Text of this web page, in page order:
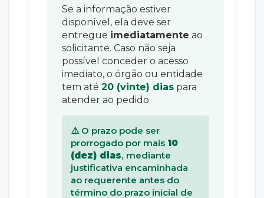
Se a informação estiver
disponível, ela deve ser
entregue imediatamente ao
solicitante. Caso não seja
possível conceder o acesso
imediato, o órgão ou entidade
tem até 20 (vinte) dias para
atender ao pedido.
⚠️ O prazo pode ser
prorrogado por mais 10
(dez) dias, mediante
justificativa encaminhada
ao requerente antes do
término do prazo inicial de